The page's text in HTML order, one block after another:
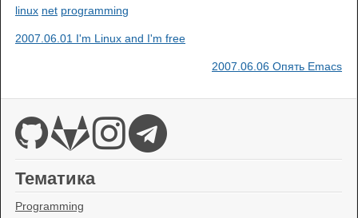
linux net programming
2007.06.01 I'm Linux and I'm free
2007.06.06 Опять Emacs
Тематика
Programming